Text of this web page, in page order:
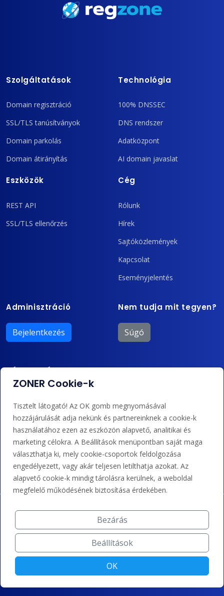
Szolgáltatások
Domain regisztráció
SSL/TLS tanúsítványok
Domain parkolás
Domain átirányítás
Technológia
100% DNSSEC
DNS rendszer
Adatközpont
AI domain javaslat
Eszközök
REST API
SSL/TLS ellenőrzés
Cég
Rólunk
Hírek
Sajtóközlemények
Kapcsolat
Eseményjelentés
Adminisztráció
Bejelentkezés
Nem tudja mit tegyen?
Súgó
Támogatás
admin@zoner.hu
Elfogadunk kártyás fizetést, Google/Apple Pay-t, banki
átutalást és kreditet.
ZONER Cookie-k
Tisztelt látogató! Az OK gomb megnyomásával
hozzájárulását adja nekünk és partnereinknek a cookie-k
használatához ezen az eszközön alapvető, analitikai és
marketing célokra. A Beállítások menüpontban saját maga
választhatja ki, mely cookie-csoportok feldolgozása
engedélyezett, vagy akár teljesen letilthatja azokat. Az
alapvető cookie-k mindig tárolásra kerülnek, a weboldal
megfelelő működésének biztosítása érdekében.
Bezárás
Beállítások
OK